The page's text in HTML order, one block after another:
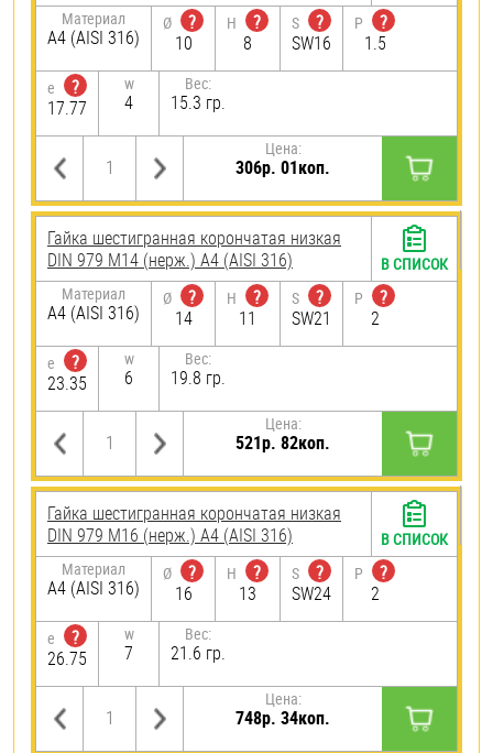
Материал
A4 (AISI 316)
Ø
?
10
H
?
8
S
?
SW16
P
?
1.5
e
?
17.77
w
4
Вес:
15.3 гр.
Цена:
306р. 01коп.
Гайка шестигранная корончатая низкая
DIN 979 М14 (нерж.) A4 (AISI 316)
Материал
A4 (AISI 316)
Ø
?
14
H
?
11
S
?
SW21
P
?
2
e
?
23.35
w
6
Вес:
19.8 гр.
Цена:
521р. 82коп.
В СПИСОК
Гайка шестигранная корончатая низкая
DIN 979 М16 (нерж.) A4 (AISI 316)
Материал
A4 (AISI 316)
Ø
?
16
H
?
13
S
?
SW24
P
?
2
e
?
26.75
w
7
Вес:
21.6 гр.
Цена:
748р. 34коп.
В СПИСОК